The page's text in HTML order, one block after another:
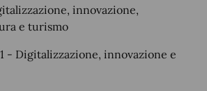
innovazione,
e turismo
- Digitalizzazione, innovazione e